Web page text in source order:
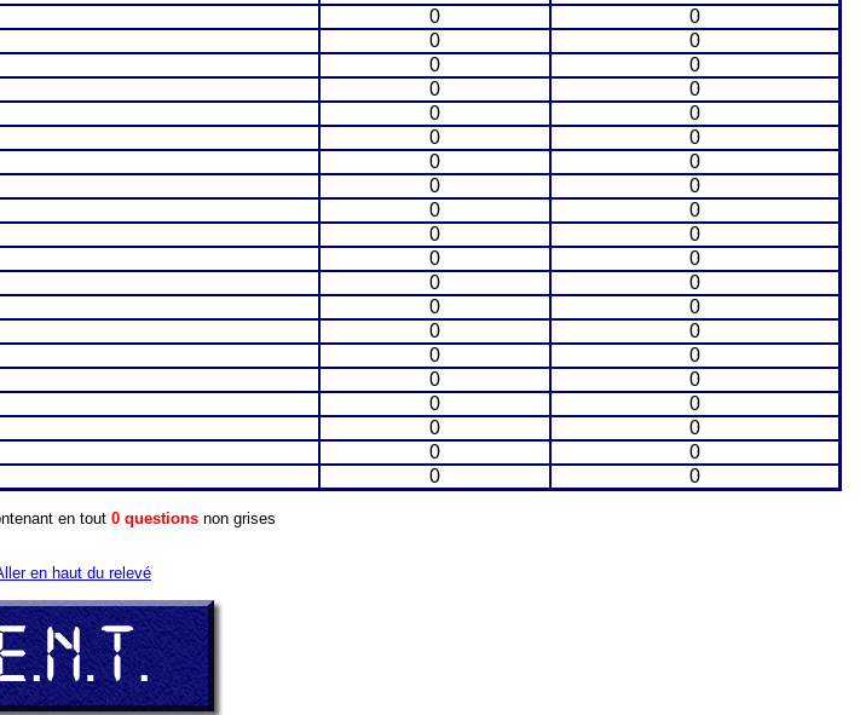
0
0
0
0
0
0
0
0
0
0
0
0
0
0
0
0
0
0
0
0
0
0
0
0
0
0
0
0
0
0
0
0
0
0
0
0
0
0
0 0
en tout 0 questions non grises
en haut du relevé